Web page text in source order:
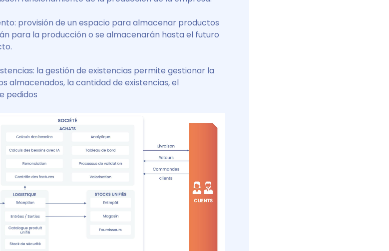
provisión de un espacio para almacenar productos
para la producción o se almacenarán hasta el futuro
la gestión de existencias permite gestionar la
almacenados, la cantidad de existencias, el
pedidos